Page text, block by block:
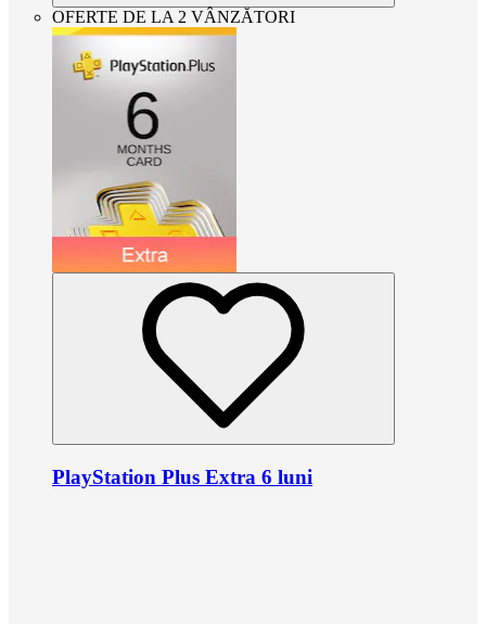
OFERTE DE LA 2 VÂNZĂTORI
PlayStation Plus Extra 6 luni